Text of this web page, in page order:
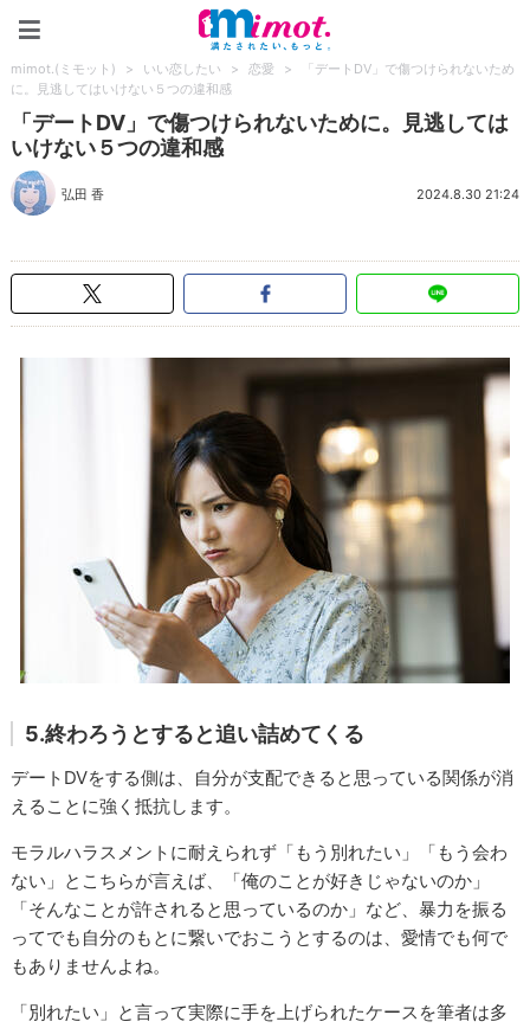
mimot.(ミモット) > いい恋したい > 恋愛 >
「デートDV」で傷つけられないため
に。見逃してはいけない５つの違和感
「デートDV」で傷つけられないために。見逃しては
いけない５つの違和感
弘田 香 2024.8.30 21:24
5.終わろうとすると追い詰めてくる
デートDVをする側は、自分が支配できると思っている関係が消
えることに強く抵抗します。
モラルハラスメントに耐えられず「もう別れたい」「もう会わ
ない」とこちらが言えば、「俺のことが好きじゃないのか」
「そんなことが許されると思っているのか」など、暴力を振る
ってでも自分のもとに繋いでおこうとするのは、愛情でも何で
もありませんよね。
「別れたい」と言って実際に手を上げられたケースを筆者は多